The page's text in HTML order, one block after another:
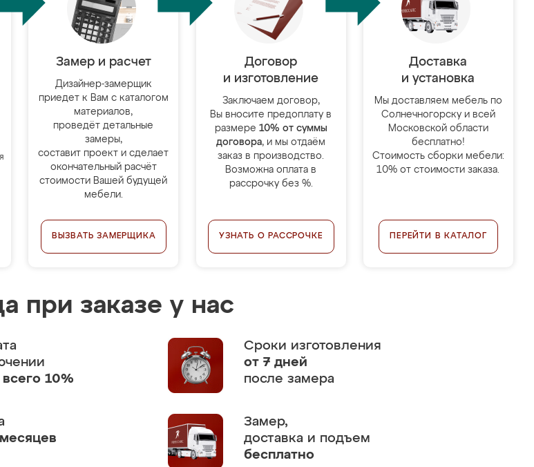
Замер и расчет
Дизайнер-замерщик
приедет к Вам с каталогом
материалов,
проведёт детальные
замеры,
составит проект и сделает
окончательный расчёт
стоимости Вашей будущей
мебели.
ВЫЗВАТЬ ЗАМЕРЩИКА
Договор
и изготовление
Заключаем договор,
Вы вносите предоплату в
размере 10% от суммы
договора, и мы отдаём
заказ в производство.
Возможна оплата в
рассрочку без %.
УЗНАТЬ О РАССРОЧКЕ
Доставка
и установка
Мы доставляем мебель по
Солнечногорску и всей
Московской области
бесплатно!
Стоимость сборки мебели:
10% от стоимости заказа.
ПЕРЕЙТИ В КАТАЛОГ
при заказе у нас
всего 10%
Сроки изготовления
от 7 дней
после замера
Замер,
доставка и подъем
бесплатно